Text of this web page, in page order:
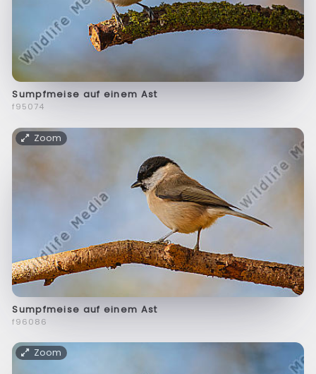
Sumpfmeise auf einem Ast
f95074
Zoom
Sumpfmeise auf einem Ast
f96086
Zoom